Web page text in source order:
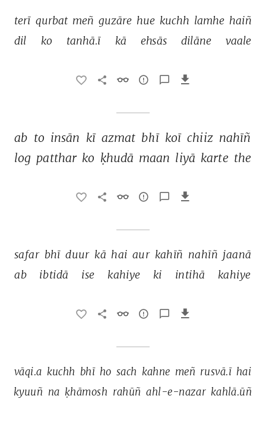
terī qurbat meñ guzāre hue kuchh lamhe haiñ
dil
ko tanhā.ī kā ehsās dilāne vaale
ab to insān kī azmat bhī koī chiiz nahīñ
log patthar ko ḳhudā maan liyā karte the
safar bhī duur kā hai aur kahīñ nahīñ jaanā
ab
ibtidā ise kahiye ki intihā kahiye
vāqi.a kuchh bhī ho sach kahne meñ rusvā.ī hai
kyuuñ na ḳhāmosh rahūñ ahl-e-nazar kahlā.ūñ